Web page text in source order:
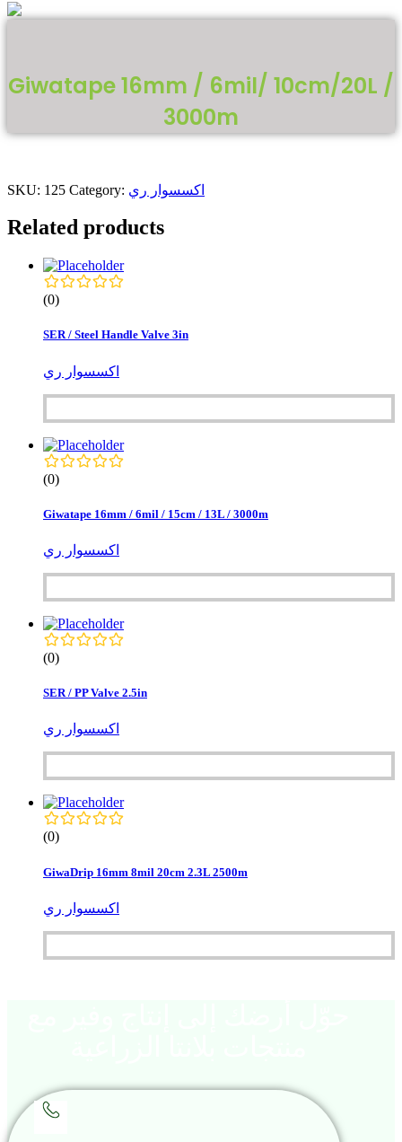
Giwatape 16mm / 6mil/ 10cm/20L /
3000m
SKU: 125 Category: اكسسوار ري
Related products
(0)
SER / Steel Handle Valve 3in
اكسسوار ري
(0)
Giwatape 16mm / 6mil / 15cm / 13L / 3000m
اكسسوار ري
(0)
SER / PP Valve 2.5in
اكسسوار ري
(0)
GiwaDrip 16mm 8mil 20cm 2.3L 2500m
اكسسوار ري